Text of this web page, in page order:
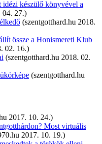
idézi készülő könyvével a
27.)
(szentgotthard.hu 2018.
össze a Honismereti Klub
02. 16.)
(szentgotthard.hu 2018. 02.
(szentgotthard.hu
2017. 10. 24.)
Most virtuális
2017. 10. 19.)